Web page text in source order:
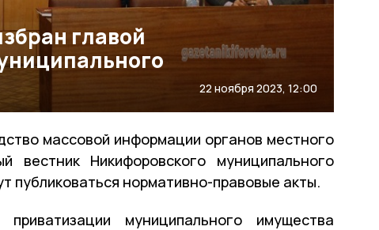
главой
22 ноября 2023, 12:00
массовой информации органов местного
вестник Никифоровского муниципального
публиковаться нормативно-правовые акты.
муниципального имущества